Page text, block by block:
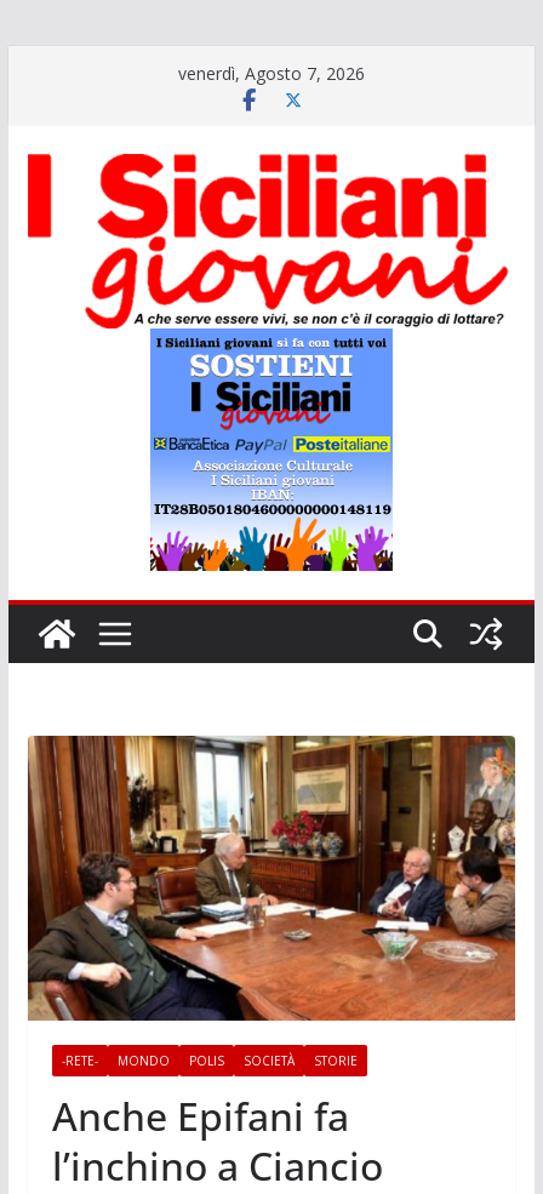
venerdì, Agosto 7, 2026
-RETE- MONDO POLIS SOCIETÀ STORIE
Anche Epifani fa
l’inchino a Ciancio